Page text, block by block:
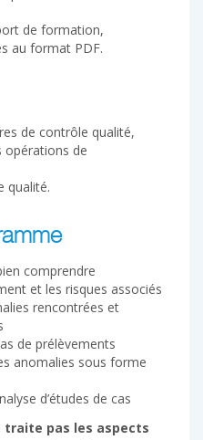
de formation,
au format PDF.
de contrôle qualité,
opérations de
qualité.
comprendre
et les risques associés
rencontrées et
de prélèvements
anomalies sous forme
d’études de cas
traite pas les aspects